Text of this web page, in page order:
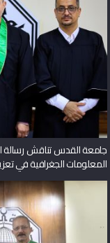
جامعة القدس تناقش رسالة
المعلومات الجغرافية في